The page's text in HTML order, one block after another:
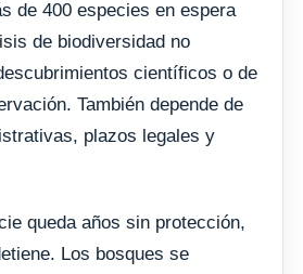
de 400 especies en espera
de biodiversidad no
científicos o de
También depende de
plazos legales y
queda años sin protección,
Los bosques se